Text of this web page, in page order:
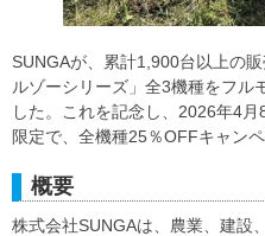
SUNGAが、累計1,900台以上の
ルゾーシリーズ」全3機種をフル
した。これを記念し、2026年4
限定で、全機種25％OFFキャン
概要
株式会社SUNGAは、農業、建設